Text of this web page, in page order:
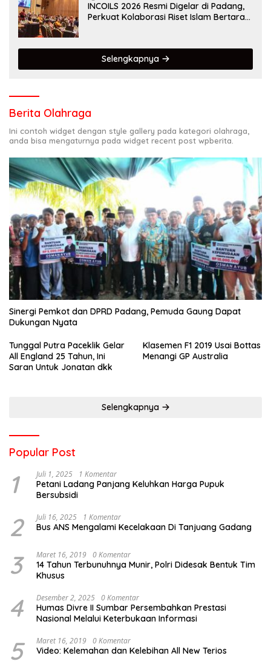
INCOILS 2026 Resmi Digelar di Padang,
Perkuat Kolaborasi Riset Islam Bertaraf
Selengkapnya
Berita Olahraga
Ini contoh widget dengan style gallery pada kategori olahraga,
anda bisa mengaturnya pada widget recent post wpberita.
Sinergi Pemkot dan DPRD Padang, Pemuda Gaung Dapat
Dukungan Nyata
Tunggal Putra Paceklik Gelar
All England 25 Tahun, Ini
Saran Untuk Jonatan dkk
Klasemen F1 2019 Usai Bottas
Menangi GP Australia
Selengkapnya
Popular Post
1 Juli 1, 2025 1 Komentar
Petani Ladang Panjang Keluhkan Harga Pupuk
Bersubsidi
2 Juli 16, 2025 1 Komentar
Bus ANS Mengalami Kecelakaan Di Tanjuang Gadang
3 Maret 16, 2019 0 Komentar
14 Tahun Terbunuhnya Munir, Polri Didesak Bentuk Tim
Khusus
4 Desember 2, 2025 0 Komentar
Humas Divre II Sumbar Persembahkan Prestasi
Nasional Melalui Keterbukaan Informasi
5 Maret 16, 2019 0 Komentar
Video: Kelemahan dan Kelebihan All New Terios